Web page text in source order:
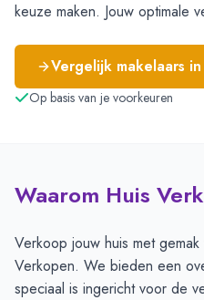
keuze maken. Jouw optimale
Vergelijk makelaars in
Op basis van je voorkeuren
Waarom Huis
Verkoop jouw huis met
Verkopen. We bieden een
speciaal is ingericht voor de